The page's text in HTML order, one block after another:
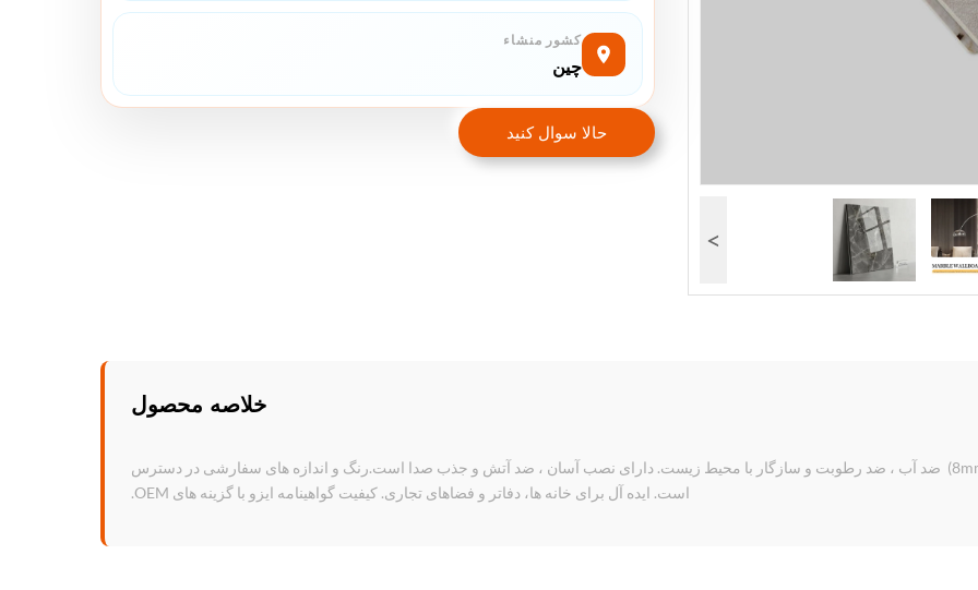
>
کشور منشاء
چین
حالا سوال کنيد
خلاصه محصول
پانل دیواری مرمر PVC چوبی بامبو (1220 * 2440 * 8mm) ️ ضد آب ، ضد رطوبت و سازگار با محیط زیست. دارای نصب آسان ، ضد آتش و جذب صدا است.رنگ و اندازه های سفارشی در دسترس
است. ایده آل برای خانه ها، دفاتر و فضاهای تجاری. کیفیت گواهینامه ایزو با گزینه های OEM.